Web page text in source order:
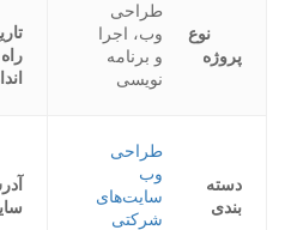
نوع
پروژه
طراحی
وب، اجرا
و برنامه
نویسی
راه
دسته
بندی
طراحی
وب
سایت‌های
شرکتی